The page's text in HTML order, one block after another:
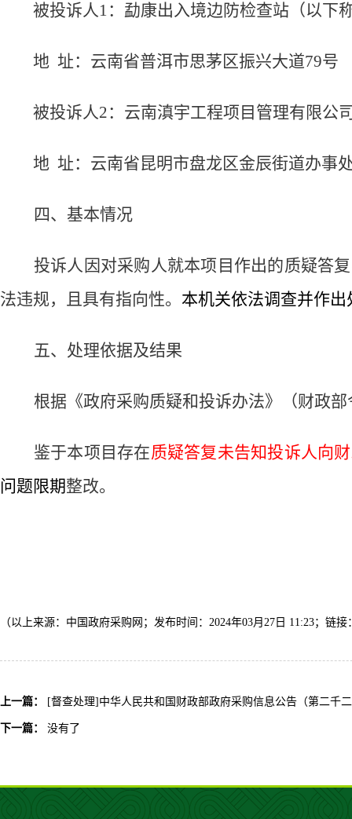
被投诉人1： 勐康出入境边防检查站 （以下
地 址：云南省普洱市思茅区振兴大道79号
被投诉人2： 云南滇宇工程项目管理有限公
地 址：云南省昆明市盘龙区金辰街道办事
四、基本情况
投诉人因对采购人就本项目作出的质疑答
法违规，且具有指向性。 本机关依法调查并作出
五、处理依据及结果
根据《政府采购质疑和投诉办法》（财政部
鉴于本项目存在质疑答复未告知投诉人向
问题限期整改。
（以上来源：中国政府采购网；发布时间：2024年03月27日 11:23；链接
上一篇： [督查处理]中华人民共和国财政部政府采购信息公告（第二千
下一篇： 没有了